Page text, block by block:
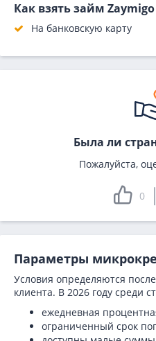
Как взять займ Zaymigo
На банковскую карту
Была ли
Пожалуйста,
0
Параметры
Условия определяются
клиента. В 2026 году среди
ежедневная
ограниченный срок